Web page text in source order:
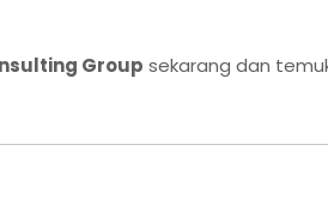
Group sekarang dan